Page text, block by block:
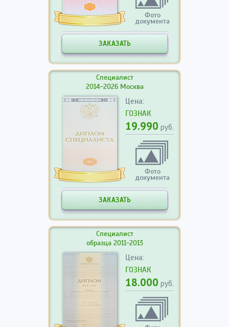
Фото
документа
ЗАКАЗАТЬ
Специалист
2014-2026 Москва
Цена:
ГОЗНАК
19.990 руб.
Фото
документа
ЗАКАЗАТЬ
Специалист
образца 2011-2013
Цена:
ГОЗНАК
18.000 руб.